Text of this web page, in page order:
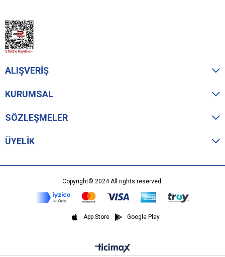
ALIŞVERİŞ
KURUMSAL
SÖZLEŞMELER
ÜYELİK
Copyright© 2024 All rights reserved.
App Store Google Play